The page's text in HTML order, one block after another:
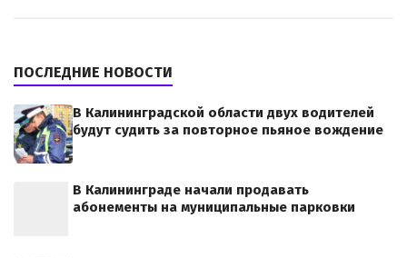
ПОСЛЕДНИЕ НОВОСТИ
В Калининградской области двух водителей
будут судить за повторное пьяное вождение
В Калининграде начали продавать
абонементы на муниципальные парковки